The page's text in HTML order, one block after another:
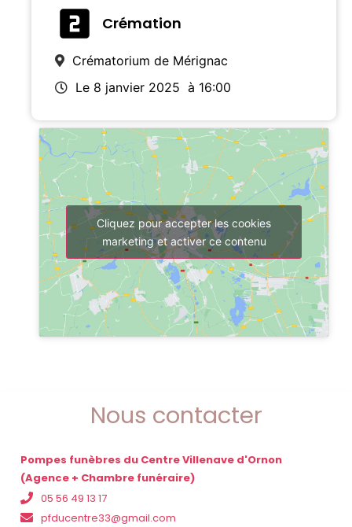
Crémation
Crématorium de Mérignac
Le 8 janvier 2025 à 16:00
Cliquez pour accepter les cookies
marketing et activer ce contenu
Nous contacter
Pompes funèbres du Centre Villenave d'Ornon
(Agence + Chambre funéraire)
05 56 49 13 17
pfducentre33@gmail.com